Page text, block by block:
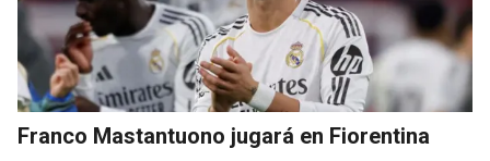
Franco Mastantuono jugará en Fiorentina